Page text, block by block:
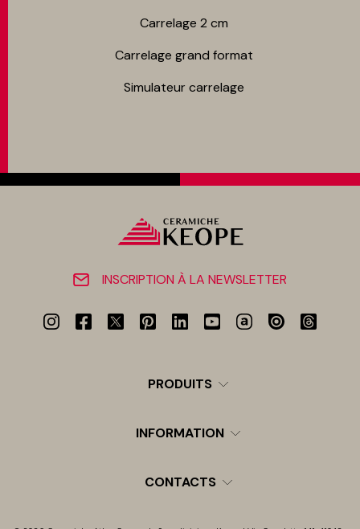
Carrelage 2 cm
Carrelage grand format
Simulateur carrelage
INSCRIPTION À LA NEWSLETTER
PRODUITS
INFORMATION
CONTACTS